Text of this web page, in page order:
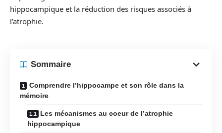
hippocampique et la réduction des risques associés à
l’atrophie.
Sommaire
Comprendre l’hippocampe et son rôle dans la
mémoire
Les mécanismes au coeur de l’atrophie
hippocampique